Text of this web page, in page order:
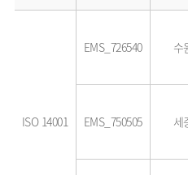
ISO 14001
EMS_726540 수
EMS_750505 세